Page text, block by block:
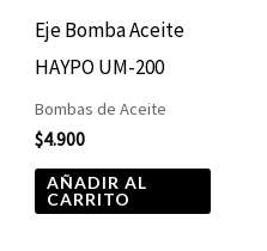
Eje Bomba Aceite
HAYPO UM-200
Bombas de Aceite
$4.900
AÑADIR AL
CARRITO